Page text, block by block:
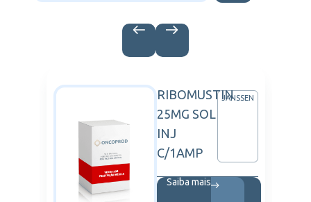
RIBOMUSTIN
25MG SOL
INJ
C/1AMP
JANSSEN
Saiba mais